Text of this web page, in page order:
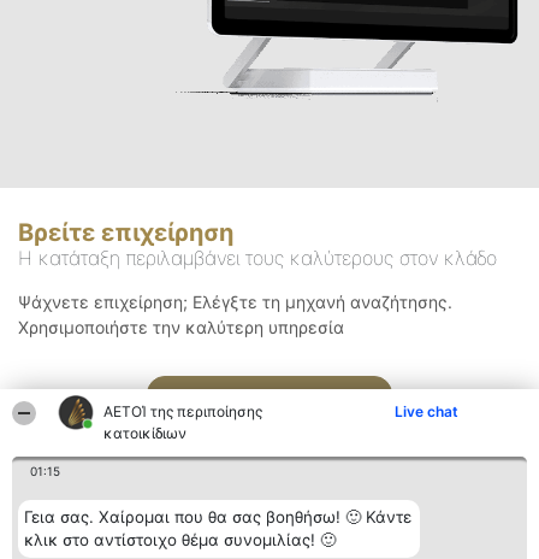
ΑΕΤΟΊ της περιποίησης
κατοικίδιων
Live chat
01:15
Γεια σας. Χαίρομαι που θα σας βοηθήσω! 🙂 Κάντε
κλικ στο αντίστοιχο θέμα συνομιλίας! 🙂
Βρείτε επιχείρηση
Η κατάταξη περιλαμβάνει τους καλύτερους στον κλάδο
Ψάχνετε επιχείρηση; Ελέγξτε τη μηχανή αναζήτησης.
Χρησιμοποιήστε την καλύτερη υπηρεσία
Αναζήτηση